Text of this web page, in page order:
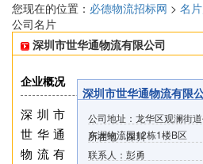
您现在的位置： 必德物流招标网 > 名
公司名片
深圳市世华通物流有限公司
深圳市世华通物流有限
公司地址：龙华区观澜街
东澜物流园12栋1楼B区
所在地：深圳
联系人：彭勇
企业概况
深圳市
世华通
物流有